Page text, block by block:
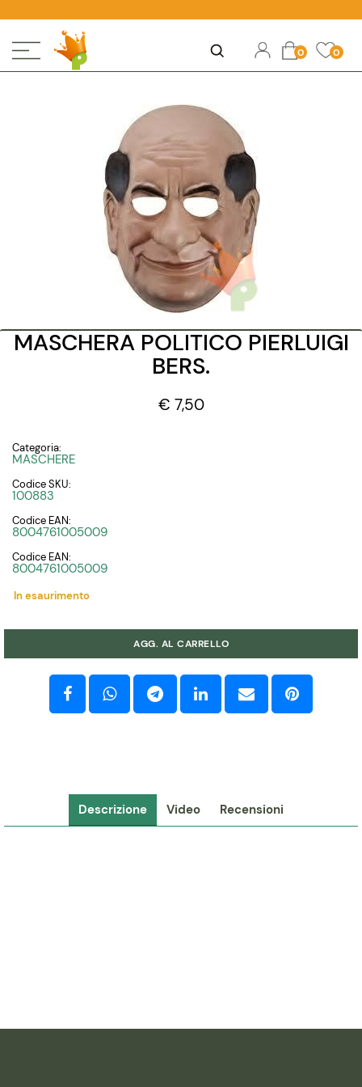
Open Open
0 0
MASCHERA POLITICO PIERLUIGI
BERS.
€ 7,50
Categoria:
MASCHERE
Codice SKU:
100883
Codice EAN:
8004761005009
Codice EAN:
8004761005009
In esaurimento
AGG. AL CARRELLO
Descrizione Video Recensioni